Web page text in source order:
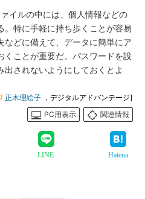
イルの中には、個人情報などの
。特に手軽に持ち歩くことが容易
などに備えて、データに簡単にア
くことが重要だ。パスワードを設
されないようにしておくとよ
正木理絵子 ，デジタルアドバンテージ]
PC用表示
関連情報
LINE Hatena